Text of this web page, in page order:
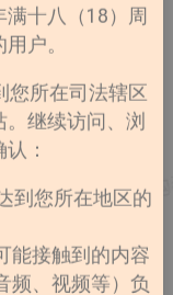
十八（18）周
户。
您所在司法辖区
。继续访问、浏
：
到您所在地区的
能接触到的内容
频、视频等）负